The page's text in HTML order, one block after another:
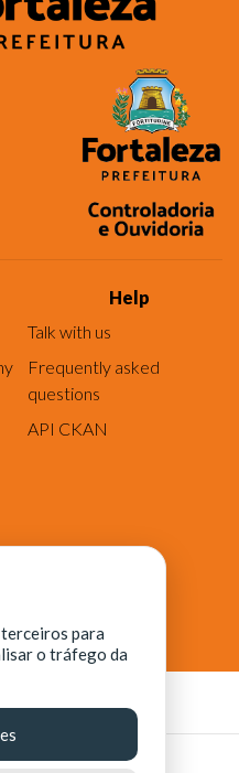
Help
Talk with us
Frequently asked
questions
API CKAN
de Ciência,
para
o tráfego da